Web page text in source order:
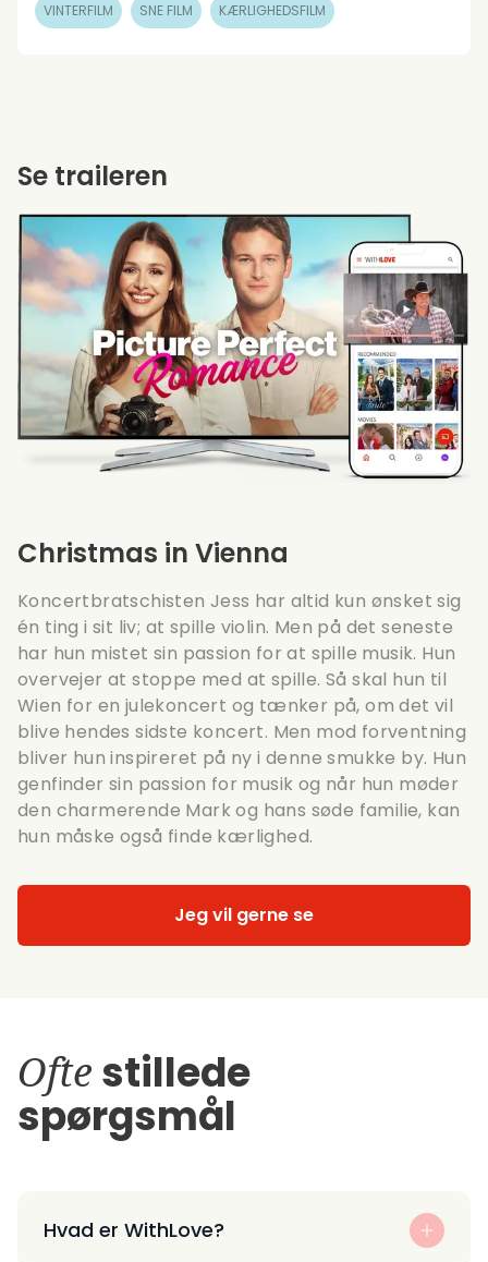
VINTERFILM SNE FILM KÆRLIGHEDSFILM
Christmas in Vienna
Koncertbratschisten Jess har altid kun ønsket sig
én ting i sit liv; at spille violin. Men på det seneste
har hun mistet sin passion for at spille musik. Hun
overvejer at stoppe med at spille. Så skal hun til
Wien for en julekoncert og tænker på, om det vil
blive hendes sidste koncert. Men mod forventning
bliver hun inspireret på ny i denne smukke by. Hun
genfinder sin passion for musik og når hun møder
den charmerende Mark og hans søde familie, kan
hun måske også finde kærlighed.
Jeg vil gerne se
Se traileren
Ofte stillede
spørgsmål
Hvad er WithLove?